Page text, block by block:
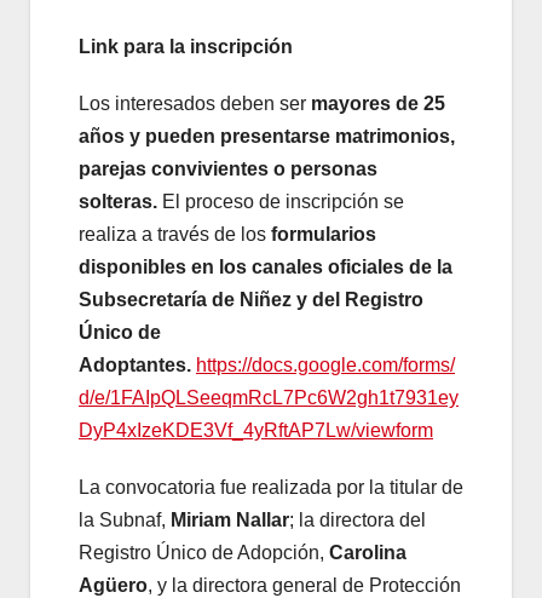
Link para la inscripción
Los interesados deben ser mayores de 25
años y pueden presentarse matrimonios,
parejas convivientes o personas
solteras. El proceso de inscripción se
realiza a través de los formularios
disponibles en los canales oficiales de la
Subsecretaría de Niñez y del Registro
Único de
Adoptantes. https://docs.google.com/forms/
d/e/1FAIpQLSeeqmRcL7Pc6W2gh1t7931ey
DyP4xIzeKDE3Vf_4yRftAP7Lw/viewform
La convocatoria fue realizada por la titular de
la Subnaf, Miriam Nallar; la directora del
Registro Único de Adopción, Carolina
Agüero, y la directora general de Protección